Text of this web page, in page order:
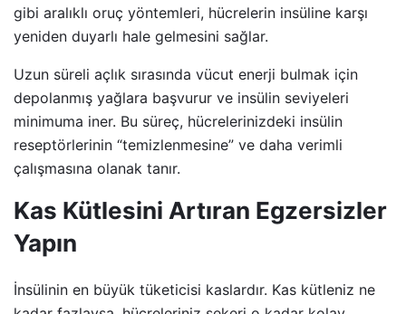
gibi aralıklı oruç yöntemleri, hücrelerin insüline karşı
yeniden duyarlı hale gelmesini sağlar.
Uzun süreli açlık sırasında vücut enerji bulmak için
depolanmış yağlara başvurur ve insülin seviyeleri
minimuma iner. Bu süreç, hücrelerinizdeki insülin
reseptörlerinin “temizlenmesine” ve daha verimli
çalışmasına olanak tanır.
Kas Kütlesini Artıran Egzersizler
Yapın
İnsülinin en büyük tüketicisi kaslardır. Kas kütleniz ne